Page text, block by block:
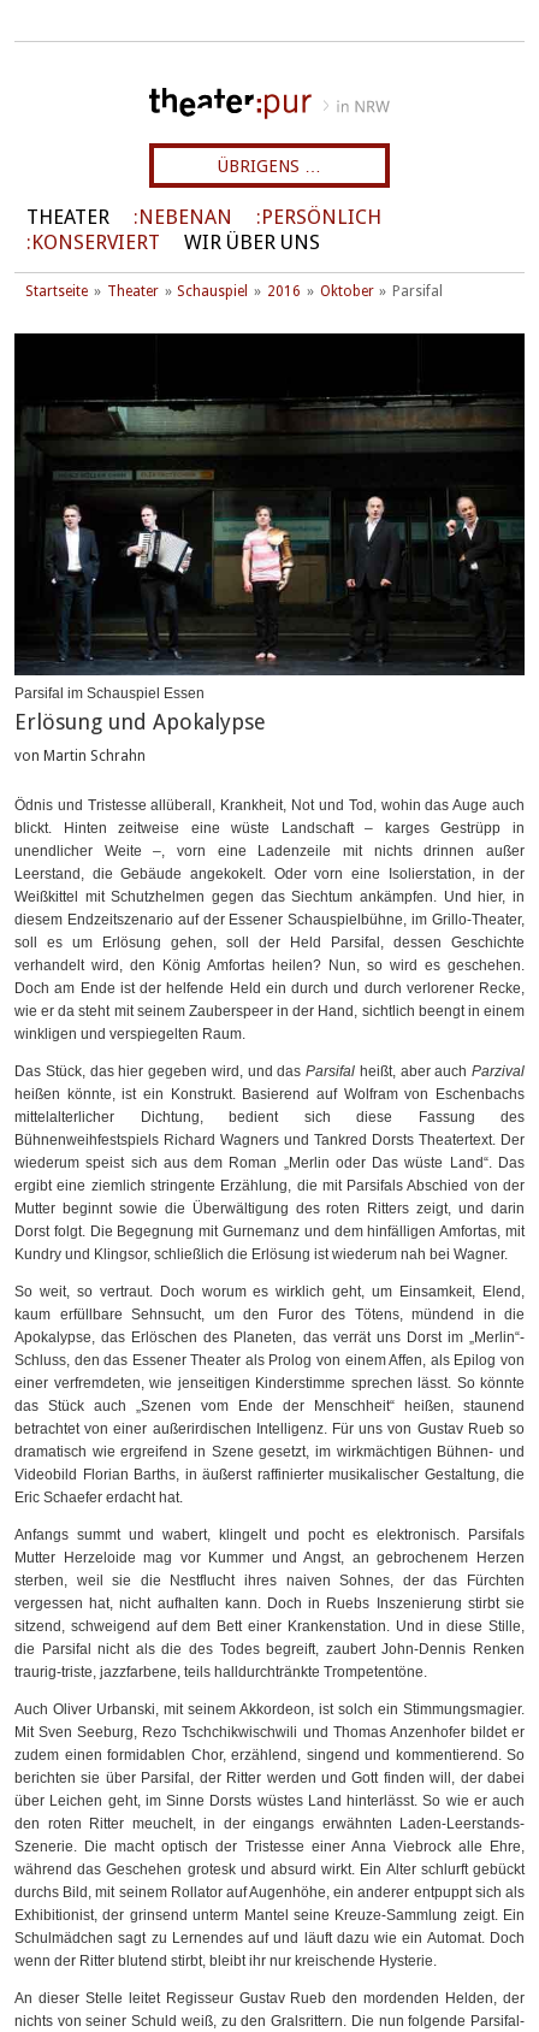
ÜBRIGENS …
THEATER NEBENAN
PERSÖNLICH
KONSERVIERT
WIR ÜBER UNS
Startseite Theater Schauspiel 2016 Oktober Parsifal
Parsifal im Schauspiel Essen
Erlösung und Apokalypse
von Martin Schrahn
Ödnis und Tristesse allüberall, Krankheit, Not und Tod, wohin das Auge auch
blickt. Hinten zeitweise eine wüste Landschaft – karges Gestrüpp in
unendlicher Weite –, vorn eine Ladenzeile mit nichts drinnen außer
Leerstand, die Gebäude angekokelt. Oder vorn eine Isolierstation, in der
Weißkittel mit Schutzhelmen gegen das Siechtum ankämpfen. Und hier, in
diesem Endzeitszenario auf der Essener Schauspielbühne, im Grillo-Theater,
soll es um Erlösung gehen, soll der Held Parsifal, dessen Geschichte
verhandelt wird, den König Amfortas heilen? Nun, so wird es geschehen.
Doch am Ende ist der helfende Held ein durch und durch verlorener Recke,
wie er da steht mit seinem Zauberspeer in der Hand, sichtlich beengt in einem
winkligen und verspiegelten Raum.
Das Stück, das hier gegeben wird, und das Parsifal heißt, aber auch Parzival
heißen könnte, ist ein Konstrukt. Basierend auf Wolfram von Eschenbachs
mittelalterlicher Dichtung, bedient sich diese Fassung des
Bühnenweihfestspiels Richard Wagners und Tankred Dorsts Theatertext. Der
wiederum speist sich aus dem Roman „Merlin oder Das wüste Land“. Das
ergibt eine ziemlich stringente Erzählung, die mit Parsifals Abschied von der
Mutter beginnt sowie die Überwältigung des roten Ritters zeigt, und darin
Dorst folgt. Die Begegnung mit Gurnemanz und dem hinfälligen Amfortas, mit
Kundry und Klingsor, schließlich die Erlösung ist wiederum nah bei Wagner.
So weit, so vertraut. Doch worum es wirklich geht, um Einsamkeit, Elend,
kaum erfüllbare Sehnsucht, um den Furor des Tötens, mündend in die
Apokalypse, das Erlöschen des Planeten, das verrät uns Dorst im „Merlin“-
Schluss, den das Essener Theater als Prolog von einem Affen, als Epilog von
einer verfremdeten, wie jenseitigen Kinderstimme sprechen lässt. So könnte
das Stück auch „Szenen vom Ende der Menschheit“ heißen, staunend
betrachtet von einer außerirdischen Intelligenz. Für uns von Gustav Rueb so
dramatisch wie ergreifend in Szene gesetzt, im wirkmächtigen Bühnen- und
Videobild Florian Barths, in äußerst raffinierter musikalischer Gestaltung, die
Eric Schaefer erdacht hat.
Anfangs summt und wabert, klingelt und pocht es elektronisch. Parsifals
Mutter Herzeloide mag vor Kummer und Angst, an gebrochenem Herzen
sterben, weil sie die Nestflucht ihres naiven Sohnes, der das Fürchten
vergessen hat, nicht aufhalten kann. Doch in Ruebs Inszenierung stirbt sie
sitzend, schweigend auf dem Bett einer Krankenstation. Und in diese Stille,
die Parsifal nicht als die des Todes begreift, zaubert John-Dennis Renken
traurig-triste, jazzfarbene, teils halldurchtränkte Trompetentöne.
Auch Oliver Urbanski, mit seinem Akkordeon, ist solch ein Stimmungsmagier.
Mit Sven Seeburg, Rezo Tschchikwischwili und Thomas Anzenhofer bildet er
zudem einen formidablen Chor, erzählend, singend und kommentierend. So
berichten sie über Parsifal, der Ritter werden und Gott finden will, der dabei
über Leichen geht, im Sinne Dorsts wüstes Land hinterlässt. So wie er auch
den roten Ritter meuchelt, in der eingangs erwähnten Laden-Leerstands-
Szenerie. Die macht optisch der Tristesse einer Anna Viebrock alle Ehre,
während das Geschehen grotesk und absurd wirkt. Ein Alter schlurft gebückt
durchs Bild, mit seinem Rollator auf Augenhöhe, ein anderer entpuppt sich als
Exhibitionist, der grinsend unterm Mantel seine Kreuze-Sammlung zeigt. Ein
Schulmädchen sagt zu Lernendes auf und läuft dazu wie ein Automat. Doch
wenn der Ritter blutend stirbt, bleibt ihr nur kreischende Hysterie.
An dieser Stelle leitet Regisseur Gustav Rueb den mordenden Helden, der
nichts von seiner Schuld weiß, zu den Gralsrittern. Die nun folgende Parsifal-